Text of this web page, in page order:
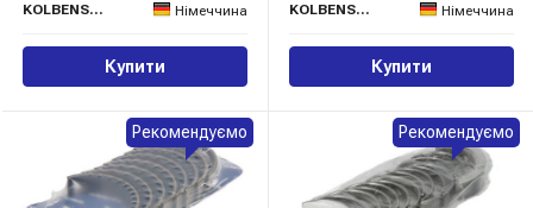
KOLBENSCHMIDT
Німеччина
Купити
KOLBENSCHMIDT
Німеччина
Купити
Рекомендуємо Рекомендуємо